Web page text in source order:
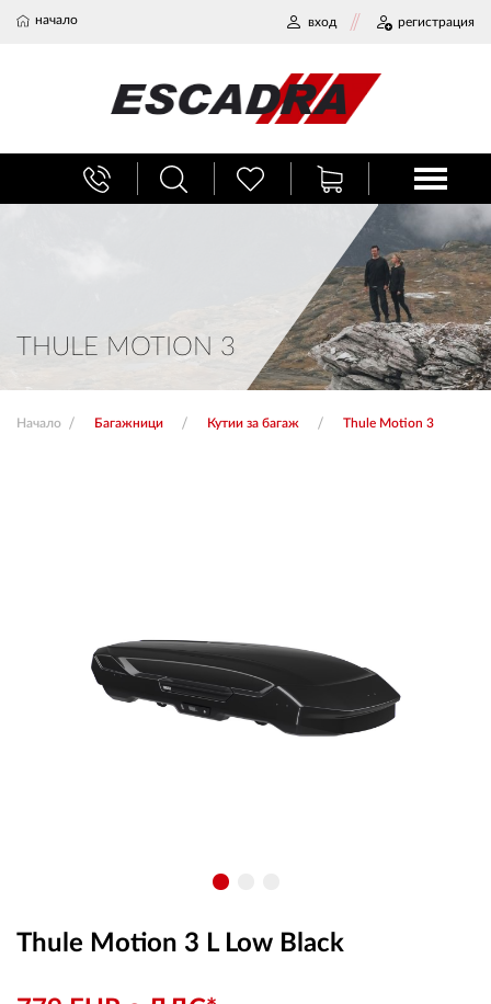
начало вход регистрация
THULE MOTION 3
Начало Багажници Кутии за багаж Thule Motion 3
Thule Motion 3 L Low Black
БАГАЖНИЦИ
Любими
0 продукта